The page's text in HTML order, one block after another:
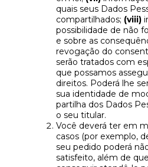
quais seus Dados
compartilhados; (viii)
possibilidade de não
e sobre as
revogação do
serão tratados com
que possamos
direitos. Poderá lhe
sua identidade de
partilha dos Dados
o seu titular.
Você deverá ter em
casos (por exemplo,
seu pedido poderá
satisfeito, além de